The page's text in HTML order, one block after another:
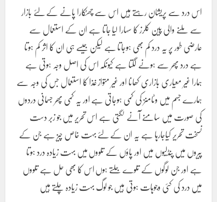
اس درد سے پریشان رہتے ہیں اس سے چھٹکارا پانے کے لئے بازار
سے ملنے والی پین کلرز کا سہارا لیا جاتا ہے ان کے استعمال سے
عارضی طور پر یہ درد کم بھی ہوجاتا ہے لیکن جیسے ہی ان کا اثر کم ہوتا
ہے درد پھر سے ہونے لگتا ہے کیونکہ اس کی اصل وجہ ہوتی ہے
ہمارا غیر معیاری بازاری کھانا اور غیر متواز غذا کا استعمال جس کی وجہ سے
ہمارے جسم میں وٹامنز کی کمی ہوجاتی ہے اور یہ کمی پھر جسمانی دردوں
کی صورت میں سامنے آنے لگتی ہے اس تحریر میں جو زبر دست
نسخت تحریر کیاجارہا ہے یہ ان کے لئے بہت خاص چیز ہے جن کے
پیروں میں پنڈلیوں میں اور پاؤں کے تلووں میں بہت زیادہ درد ہوتا
ہے اور جن لوگوں کے تلوے جلتے ہوں اس کا بھی حل ہے تلووں
میں درد کی کئی وجوہات ہوتی ہیں جو لوگ بہت زیادہ چلتے ہیں